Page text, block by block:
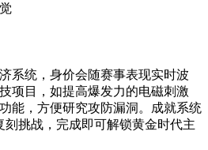
系统，身价会随赛事表现实时波
项目，如提高爆发力的电磁刺激
能，方便研究攻防漏洞。成就系统
刻挑战，完成即可解锁黄金时代主